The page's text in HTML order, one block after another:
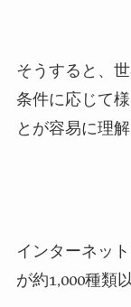
そうすると、
条件に応じて
とが容易に理解
インターネッ
が約1,000種類